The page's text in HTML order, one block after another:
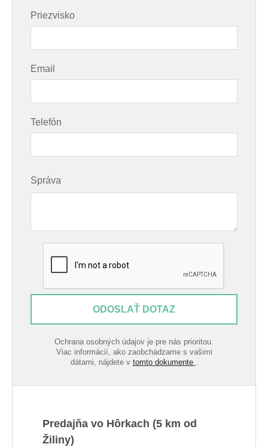
Priezvisko
Email
Telefón
Správa
ODOSLAŤ DOTAZ
Ochrana osobných údajov je pre nás prioritou.
Viac informácií, ako zaobchádzame s vašimi
dátami, nájdete v tomto dokumente
Predajňa vo Hôrkach (5 km od
Žiliny)